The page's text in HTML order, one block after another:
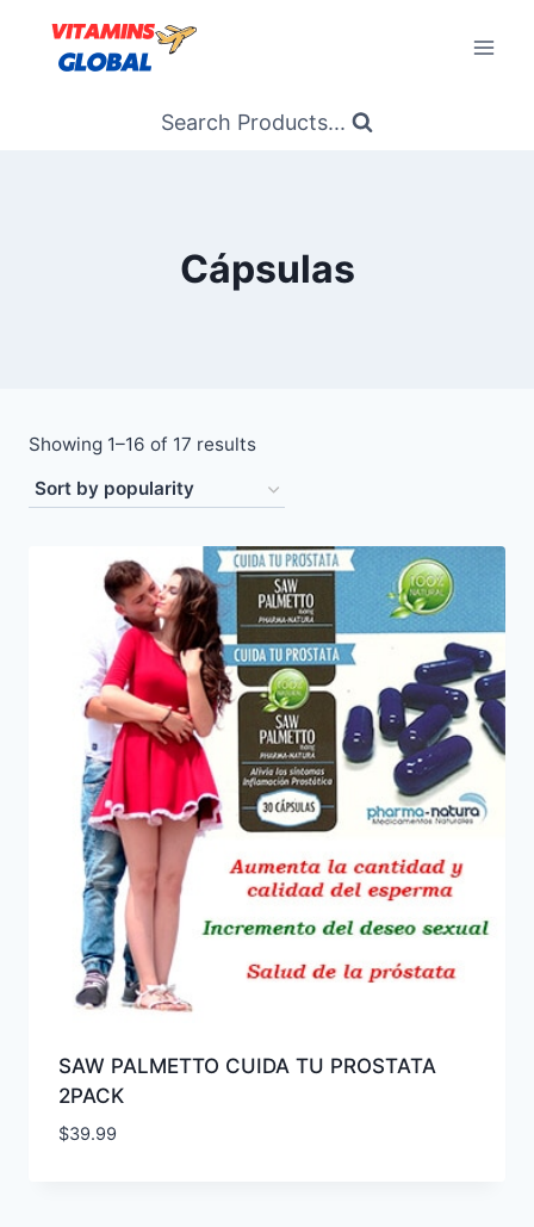
content
Search Products...
Cápsulas
Showing 1–16 of 17 resultsSorted
popularity
SAW PALMETTO CUIDA TU PROSTATA
2PACK
$39.99